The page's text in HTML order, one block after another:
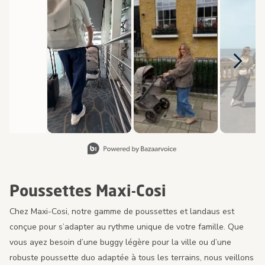
Poussettes Maxi-Cosi
Chez Maxi-Cosi, notre gamme de poussettes et landaus est
conçue pour s’adapter au rythme unique de votre famille. Que
vous ayez besoin d’une buggy légère pour la ville ou d’une
robuste poussette duo adaptée à tous les terrains, nous veillons